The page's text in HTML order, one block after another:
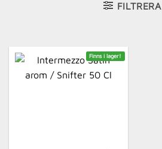
FILTRERA
Finns i lager!